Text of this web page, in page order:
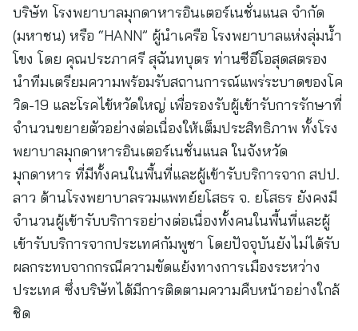
บริษัท โรงพยาบาลมุกดาหารอินเตอร์เนชั่นแนล จำกัด
(มหาชน) หรือ “HANN” ผู้นำเครือ โรงพยาบาลแห่งลุ่มน้ำ
โขง โดย คุณประภาศรี สุฉันทบุตร ท่านซีอีโอสุดสตรอง
นำทีมเตรียมความพร้อมรับสถานการณ์แพร่ระบาดของโค
วิด-19 และโรคไข้หวัดใหญ่ เพื่อรองรับผู้เข้ารับการรักษาที่
จำนวนขยายตัวอย่างต่อเนื่องให้เต็มประสิทธิภาพ ทั้งโรง
พยาบาลมุกดาหารอินเตอร์เนชั่นแนล ในจังหวัด
มุกดาหาร ที่มีทั้งคนในพื้นที่และผู้เข้ารับบริการจาก สปป.
ลาว ด้านโรงพยาบาลรวมแพทย์ยโสธร จ. ยโสธร ยังคงมี
จำนวนผู้เข้ารับบริการอย่างต่อเนื่องทั้งคนในพื้นที่และผู้
เข้ารับบริการจากประเทศกัมพูชา โดยปัจจุบันยังไม่ได้รับ
ผลกระทบจากกรณีความขัดแย้งทางการเมืองระหว่าง
ประเทศ ซึ่งบริษัทได้มีการติดตามความคืบหน้าอย่างใกล้
ชิด